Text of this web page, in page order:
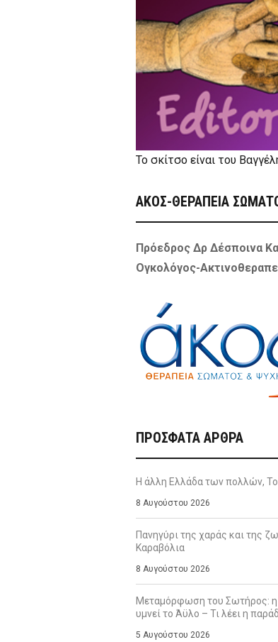
Το σκίτσο είναι του
ΑΚΟΣ-ΘΕΡΑΠΕΙΑ
Πρόεδρος Δρ Δέσποινα
Ογκολόγος-
ΠΡΌΣΦΑΤΑ ΆΡΘΡΑ
Η άλλη Ελλάδα των πολλών,
8 Αυγούστου 2026
Πανηγύρι της χαράς και της
Καραβόλια
8 Αυγούστου 2026
Μεταμόρφωση του Σωτήρος: η
υμνεί το Άϋλο – Τι λέει η
5 Αυγούστου 2026